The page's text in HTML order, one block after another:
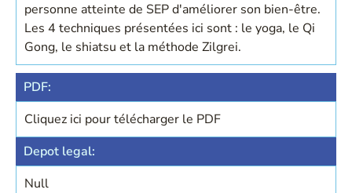
personne atteinte de SEP d'améliorer son bien-être.
Les 4 techniques présentées ici sont : le yoga, le Qi
Gong, le shiatsu et la méthode Zilgrei.
PDF:
Cliquez ici pour télécharger le PDF
Depot legal:
Null